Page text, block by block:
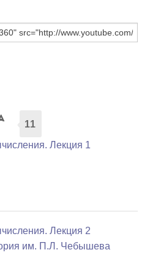
11
Лекция 1
Лекция 2
им. П.Л. Чебышева